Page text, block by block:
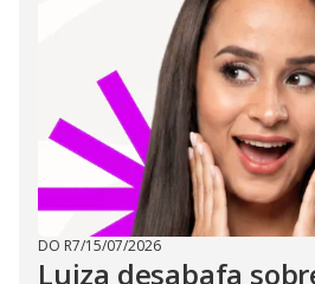
DO R7/15/07/2026
Luiza desabafa